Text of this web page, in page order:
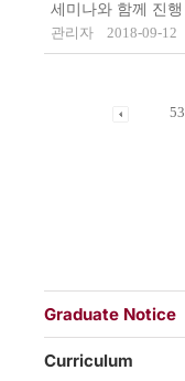
세미나와 함께 진행
관리자
2018-09-12
53
Graduate Notice
Curriculum